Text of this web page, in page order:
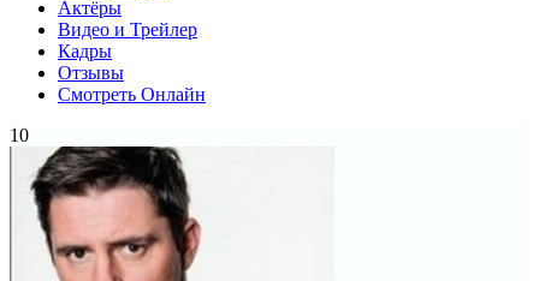
Актёры
Видео и Трейлер
Кадры
Отзывы
Смотреть Онлайн
10